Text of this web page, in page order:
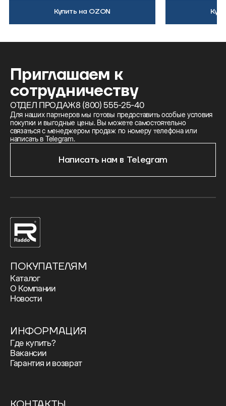
Купить на OZON
Приглашаем к
сотрудничеству
ОТДЕЛ ПРОДАЖ8 (800) 555-25-40
Для наших партнеров мы готовы предоставить особые условия
покупки и выгодные цены. Вы можете самостоятельно
связаться с менеджером продаж по номеру телефона или
написать в Telegram.
Написать нам в Telegram
ПОКУПАТЕЛЯМ
Каталог
О Компании
Новости
ИНФОРМАЦИЯ
Где купить?
Вакансии
Гарантия и возврат